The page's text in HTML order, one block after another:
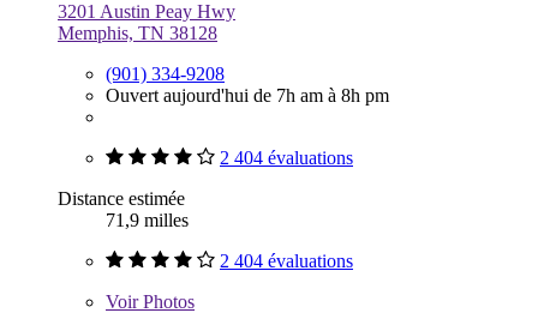
3201 Austin Peay Hwy
Memphis, TN 38128
(901) 334-9208
Ouvert aujourd'hui de 7h am à 8h pm
2 404 évaluations
Distance estimée
71,9 milles
2 404 évaluations
VoirPhotos